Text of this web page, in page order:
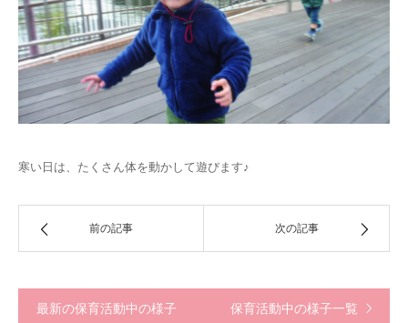
寒い日は、たくさん体を動かして遊びます♪
前の記事 次の記事
最新の保育活動中の様子 保育活動中の様子一覧